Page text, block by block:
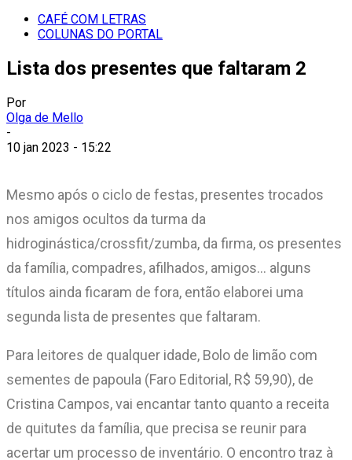
CAFÉ COM LETRAS
COLUNAS DO PORTAL
Lista dos presentes que faltaram 2
Por
Olga de Mello
-
10 jan 2023 - 15:22
Mesmo após o ciclo de festas, presentes trocados
nos amigos ocultos da turma da
hidroginástica/crossfit/zumba, da firma, os presentes
da família, compadres, afilhados, amigos… alguns
títulos ainda ficaram de fora, então elaborei uma
segunda lista de presentes que faltaram.
Para leitores de qualquer idade, Bolo de limão com
sementes de papoula (Faro Editorial, R$ 59,90), de
Cristina Campos, vai encantar tanto quanto a receita
de quitutes da família, que precisa se reunir para
acertar um processo de inventário. O encontro traz à